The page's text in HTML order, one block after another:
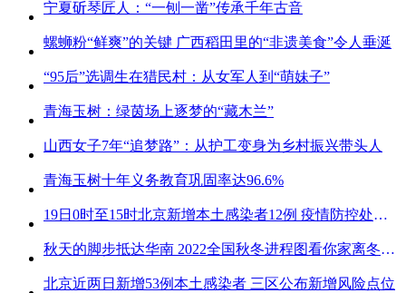
宁夏斫琴匠人：“一刨一凿”传承千年古音
螺蛳粉“鲜爽”的关键 广西稻田里的“非遗美食”令人垂涎
“95后”选调生在猎民村：从女军人到“萌妹子”
青海玉树：绿茵场上逐梦的“藏木兰”
山西女子7年“追梦路”：从护工变身为乡村振兴带头人
青海玉树十年义务教育巩固率达96.6%
19日0时至15时北京新增本土感染者12例 疫情防控处关键时刻
秋天的脚步抵达华南 2022全国秋冬进程图看你家离冬天有多远
北京近两日新增53例本土感染者 三区公布新增风险点位